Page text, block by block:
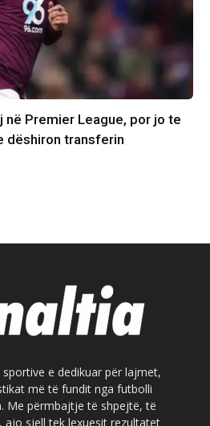
Premier League, por jo te
dëshiron transferin
e dedikuar për lajmet,
më të fundit nga futbolli
Me përmbajtje të shpejtë, të
ajo sjell tek lexuesit rezultatet